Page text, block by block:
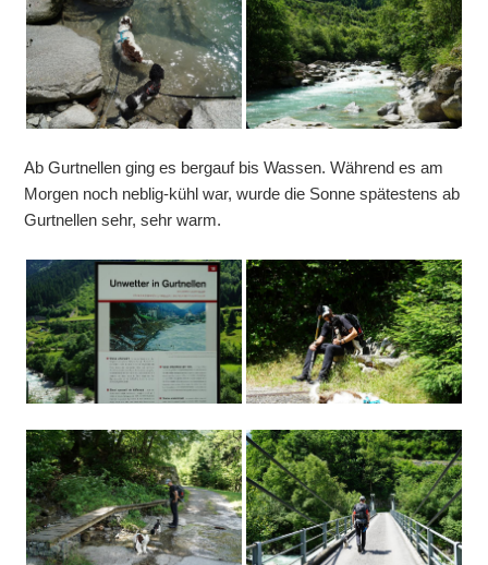
Ab Gurtnellen ging es bergauf bis Wassen. Während es am
Morgen noch neblig-kühl war, wurde die Sonne spätestens ab
Gurtnellen sehr, sehr warm.